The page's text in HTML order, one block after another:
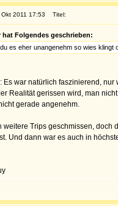
2011 17:53 Titel:
hat Folgendes geschrieben:
es eher unangenehm so wies klingt
Es war natürlich faszinierend,
Realität gerissen wird, man
gerade angenehm.
weitere Trips geschmissen,
Und dann war es auch in